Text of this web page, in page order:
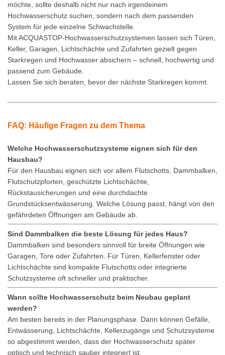
möchte, sollte deshalb nicht nur nach irgendeinem
Hochwasserschutz suchen, sondern nach dem passenden
System für jede einzelne Schwachstelle.
Mit ACQUASTOP-Hochwasserschutzsystemen lassen sich Türen,
Keller, Garagen, Lichtschächte und Zufahrten gezielt gegen
Starkregen und Hochwasser absichern – schnell, hochwertig und
passend zum Gebäude.
Lassen Sie sich beraten, bevor der nächste Starkregen kommt.
FAQ: Häufige Fragen zu dem Thema
Welche Hochwasserschutzsysteme eignen sich für den
Hausbau?
Für den Hausbau eignen sich vor allem Flutschotts, Dammbalken,
Flutschutzpforten, geschützte Lichtschächte,
Rückstausicherungen und eine durchdachte
Grundstücksentwässerung. Welche Lösung passt, hängt von den
gefährdeten Öffnungen am Gebäude ab.
Sind Dammbalken die beste Lösung für jedes Haus?
Dammbalken sind besonders sinnvoll für breite Öffnungen wie
Garagen, Tore oder Zufahrten. Für Türen, Kellerfenster oder
Lichtschächte sind kompakte Flutschotts oder integrierte
Schutzsysteme oft schneller und praktischer.
Wann sollte Hochwasserschutz beim Neubau geplant
werden?
Am besten bereits in der Planungsphase. Dann können Gefälle,
Entwässerung, Lichtschächte, Kellerzugänge und Schutzsysteme
so abgestimmt werden, dass der Hochwasserschutz später
optisch und technisch sauber integriert ist.